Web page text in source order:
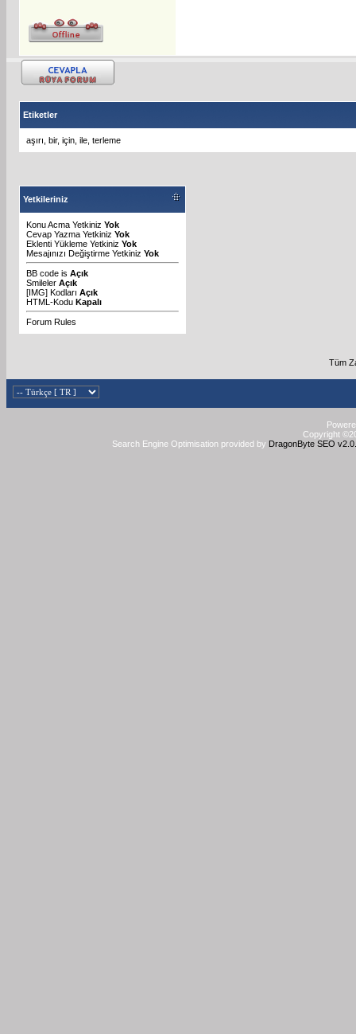
Etiketler
aşırı bir, için ile terleme
Yetkileriniz
Konu Acma Yetkiniz Yok
Cevap Yazma Yetkiniz Yok
Eklenti Yükleme Yetkiniz Yok
Mesajınızı Değiştirme Yetkiniz Yok
BB code is Açık
Smileler Açık
[IMG] Kodları Açık
HTML-Kodu Kapalı
Forum Rules
Tüm
Copyright
Search Engine Optimisation provided by DragonByte SEO